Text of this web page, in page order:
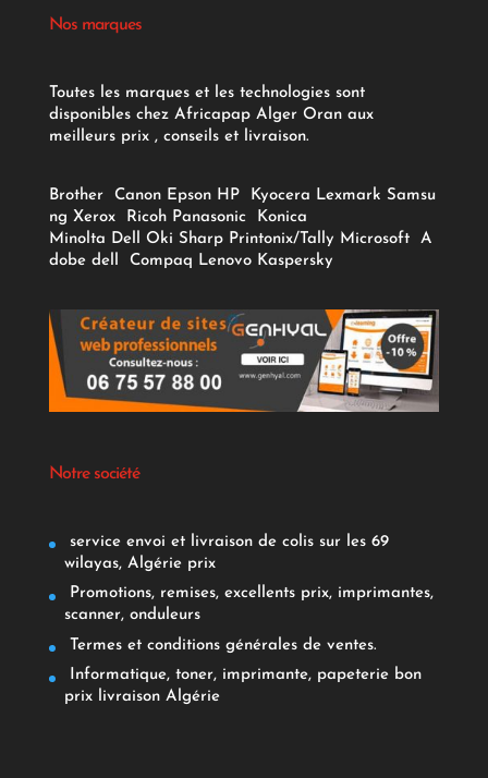
Nos marques
Toutes les marques et les technologies sont
disponibles chez Africapap Alger Oran aux
meilleurs prix , conseils et livraison.
Brother Canon Epson HP Kyocera Lexmark Samsu
ng Xerox Ricoh Panasonic
Konica
Minolta Dell Oki Sharp Printonix/Tally Microsoft
A
dobe dell Compaq Lenovo Kaspersky
Notre société
service envoi et livraison de colis sur les 69
wilayas, Algérie prix
Promotions, remises, excellents prix, imprimantes,
scanner, onduleurs
Termes et conditions générales de ventes.
Informatique, toner, imprimante, papeterie bon
prix livraison Algérie